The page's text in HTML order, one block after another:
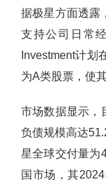
据极星方面透露
支持公司日常
Investment计划
为A类股票，使
市场数据显示，
负债规模高达
星全球交付量为
国市场，其